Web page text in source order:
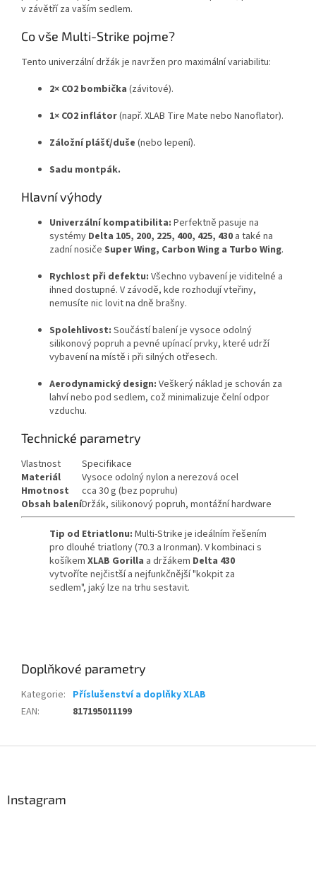
v závětří za vaším sedlem.
Co vše Multi-Strike pojme?
Tento univerzální držák je navržen pro maximální variabilitu:
2× CO2 bombička (závitové).
1× CO2 inflátor(např. XLAB Tire Mate nebo Nanoflator).
Záložní plášť/duše (nebo lepení).
Sadu montpák.
Hlavní výhody
Univerzální kompatibilita: Perfektně pasuje na
systémy Delta 105, 200, 225, 400, 425, 430 a také na
zadní nosiče Super Wing, Carbon Wing a Turbo Wing.
Rychlost při defektu: Všechno vybavení je viditelné a
ihned dostupné. V závodě, kde rozhodují vteřiny,
nemusíte nic lovit na dně brašny.
Spolehlivost: Součástí balení je vysoce odolný
silikonový popruh a pevné upínací prvky, které udrží
vybavení na místě i při silných otřesech.
Aerodynamický design: Veškerý náklad je schován za
lahví nebo pod sedlem, což minimalizuje čelní odpor
vzduchu.
Technické parametry
Vlastnost
Specifikace
Materiál
Vysoce odolný nylon a nerezová ocel
Hmotnost
cca 30 g (bez popruhu)
Obsah baleníDržák, silikonový popruh, montážní hardware
Tip od Etriatlonu: Multi-Strike je ideálním řešením
pro dlouhé triatlony (70.3 a Ironman). V kombinaci s
košíkem XLAB Gorilla a držákem Delta 430
vytvoříte nejčistší a nejfunkčnější "kokpit za
sedlem", jaký lze na trhu sestavit.
Doplňkové parametry
Kategorie: Příslušenství a doplňky XLAB
EAN: 817195011199
Instagram